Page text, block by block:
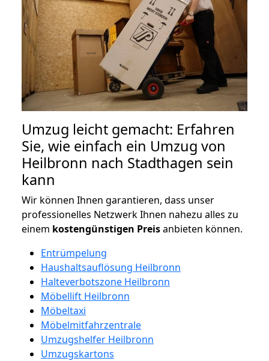
Umzug leicht gemacht: Erfahren
Sie, wie einfach ein Umzug von
Heilbronn nach Stadthagen sein
kann
Wir können Ihnen garantieren, dass unser
professionelles Netzwerk Ihnen nahezu alles zu
einem kostengünstigen Preisanbieten können.
Entrümpelung
Haushaltsauflösung Heilbronn
Halteverbotszone Heilbronn
Möbellift Heilbronn
Möbeltaxi
Möbelmitfahrzentrale
Umzugshelfer Heilbronn
Umzugskartons